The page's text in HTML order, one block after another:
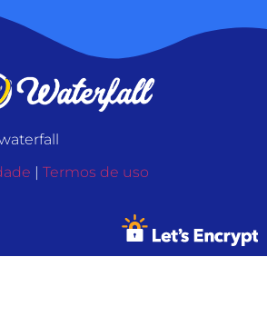
Termos de uso